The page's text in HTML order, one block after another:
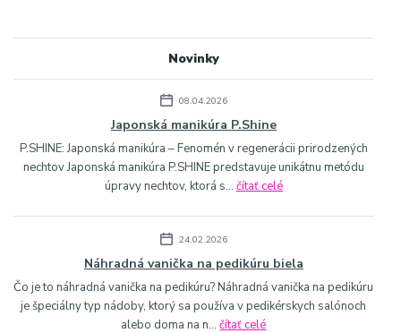
Novinky
08.04.2026
Japonská manikúra P.Shine
P.SHINE: Japonská manikúra – Fenomén v regenerácii prirodzených
nechtov Japonská manikúra P.SHINE predstavuje unikátnu metódu
úpravy nechtov, ktorá s... čítať celé
24.02.2026
Náhradná vanička na pedikúru biela
Čo je to náhradná vanička na pedikúru? Náhradná vanička na pedikúru
je špeciálny typ nádoby, ktorý sa používa v pedikérskych salónoch
alebo doma na n...čítať celé